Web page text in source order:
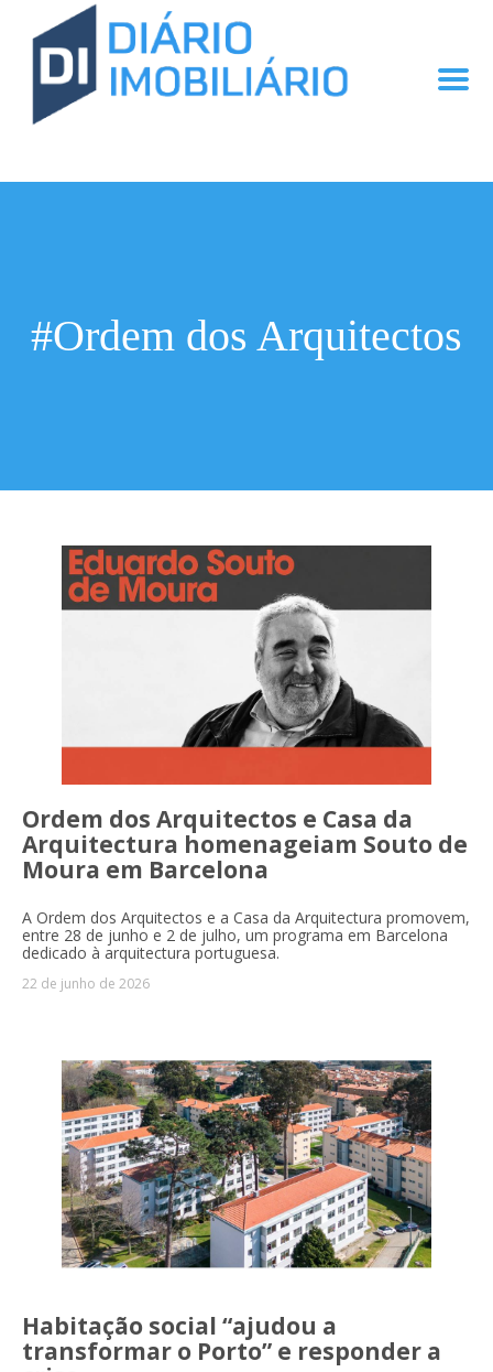
#Ordem dos Arquitectos
Ordem dos Arquitectos e Casa da
Arquitectura homenageiam Souto de
Moura em Barcelona
A Ordem dos Arquitectos e a Casa da Arquitectura promovem,
entre 28 de junho e 2 de julho, um programa em Barcelona
dedicado à arquitectura portuguesa.
22 de junho de 2026
Habitação social “ajudou a
transformar o Porto” e responder a